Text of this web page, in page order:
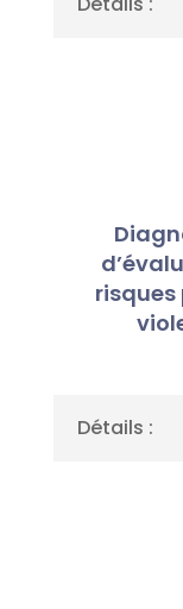
Détails :